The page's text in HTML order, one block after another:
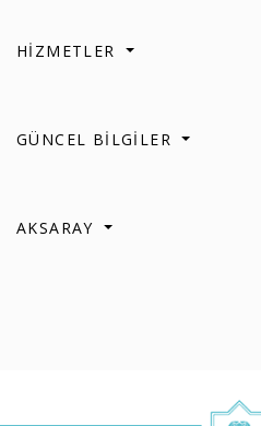
HİZMETLER
GÜNCEL BİLGİLER
AKSARAY